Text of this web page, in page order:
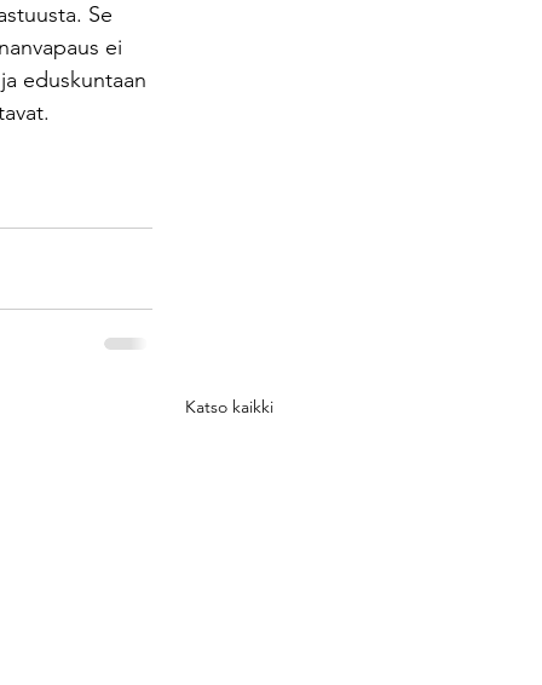
Se
ei
eduskuntaan
Katso kaikki